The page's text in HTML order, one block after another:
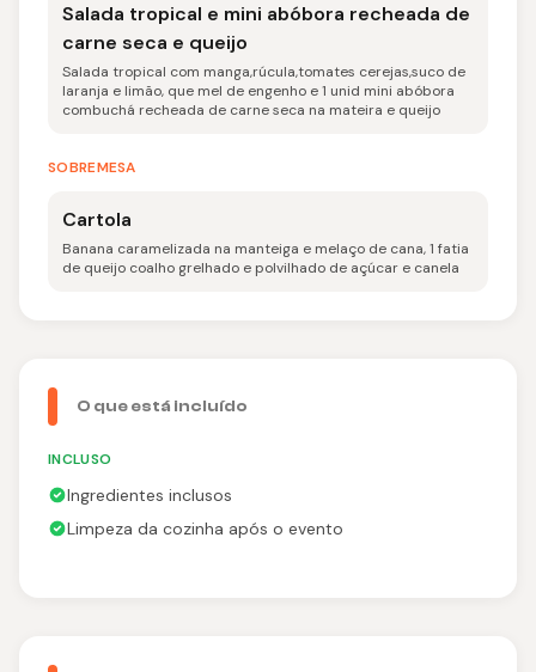
Salada tropical e mini abóbora recheada de
carne seca e queijo
Salada tropical com manga,rúcula,tomates cerejas,suco de
laranja e limão, que mel de engenho e 1 unid mini abóbora
combuchá recheada de carne seca na mateira e queijo
SOBREMESA
Cartola
Banana caramelizada na manteiga e melaço de cana, 1 fatia
de queijo coalho grelhado e polvilhado de açúcar e canela
O que está incluído
INCLUSO
Ingredientes inclusos
Limpeza da cozinha após o evento